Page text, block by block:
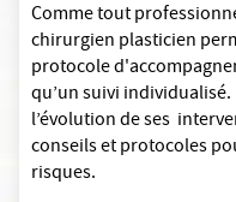
Comme tout
chirurgien plasticien
protocole
qu’un suivi
l’évolution de ses
conseils et protocoles
risques.